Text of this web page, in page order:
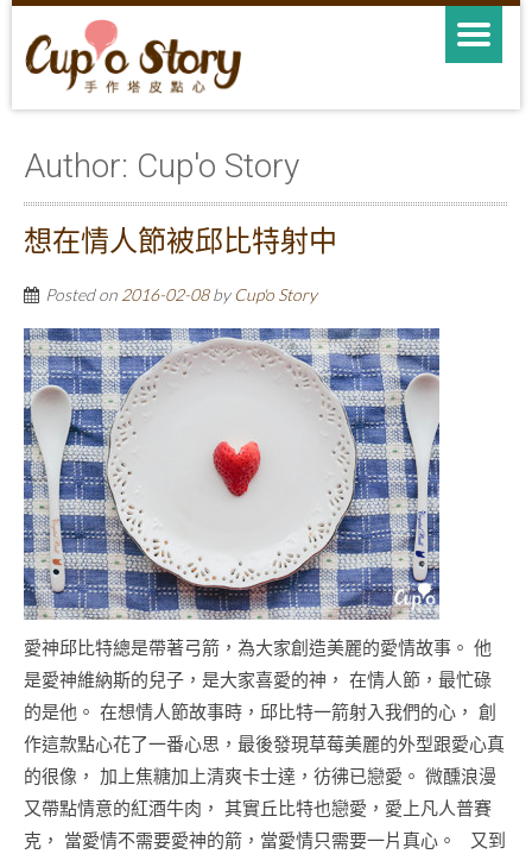
Author: Cup'o Story
想在情人節被邱比特射中
Posted on 2016-02-08by Cup'o Story
愛神邱比特總是帶著弓箭，為大家創造美麗的愛情故事。 他
是愛神維納斯的兒子，是大家喜愛的神， 在情人節，最忙碌
的是他。 在想情人節故事時，邱比特一箭射入我們的心， 創
作這款點心花了一番心思，最後發現草莓美麗的外型跟愛心真
的很像， 加上焦糖加上清爽卡士達，彷彿已戀愛。 微醺浪漫
又帶點情意的紅酒牛肉， 其實丘比特也戀愛，愛上凡人普賽
克， 當愛情不需要愛神的箭，當愛情只需要一片真心。 又到